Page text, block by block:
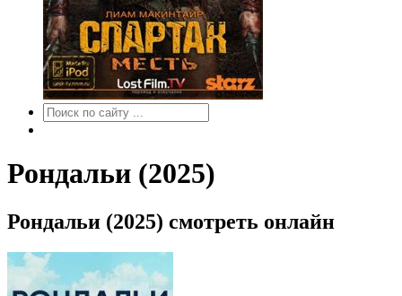
Рондальи (2025)
Рондальи (2025) смотреть онлайн